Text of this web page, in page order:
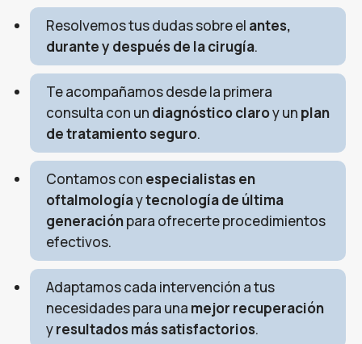
Resolvemos tus dudas sobre el antes,
durante y después de la cirugía.
Te acompañamos desde la primera
consulta con un diagnóstico claroy un plan
de tratamiento seguro.
Contamos con especialistas en
oftalmologíaytecnología de última
generaciónpara ofrecerte procedimientos
efectivos.
Adaptamos cada intervención a tus
necesidades para una mejor recuperación
yresultados más satisfactorios.